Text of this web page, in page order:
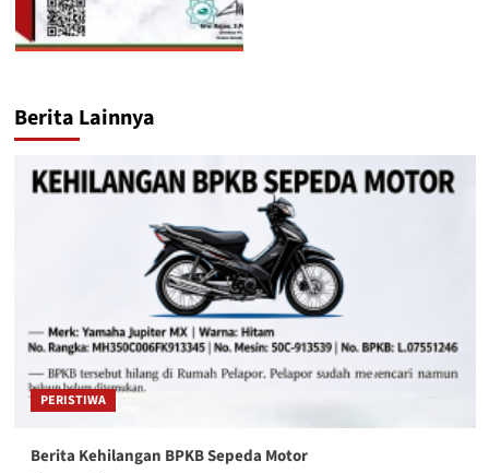
Berita Lainnya
PERISTIWA
Berita Kehilangan BPKB Sepeda Motor